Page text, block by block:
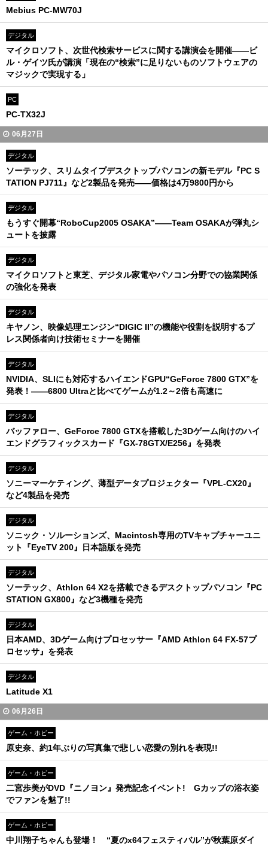
Mebius PC-MW70J
デジタル
マイクロソフト、次世代検索サービスに関する講演会を開催――ビ
ル・ゲイツ氏が講演「現在の“検索”に足りないものソフトウェアの
マジックで実現する」
PC
PC-TX32J
06月27日
デジタル
ソーテック、スリムタイプデスクトップパソコンの新モデル『PC S
TATION PJ711』など2製品を発売――価格は4万9800円から
デジタル
もうすぐ開幕“RoboCup2005 OSAKA”――Team OSAKAが弾丸シ
ュートを披露
デジタル
マイクロソフトと東芝、デジタル家電やパソコン分野での協業関係
の強化を発表
デジタル
キヤノン、映像処理エンジン“DIGIC II”の機能や役割を説明するプ
レス関係者向け技術セミナーを開催
デジタル
NVIDIA、SLIにも対応するハイエンドGPU“GeForce 7800 GTX”を
発表！――6800 Ultraと比べてゲームが1.2～2倍も高速に
デジタル
バッファロー、GeForce 7800 GTXを搭載した3Dゲーム向けのハイ
エンドグラフィックスカード『GX-78GTX/E256』を発表
デジタル
ソニーマーケティング、薄型データプロジェクター『VPL-CX20』
など4製品を発売
デジタル
ソニック・ソルーションズ、Macintosh専用のTVキャプチャーユニ
ット『EyeTV 200』日本語版を発売
デジタル
ソーテック、Athlon 64 X2を搭載できるデスクトップパソコン『PC
STATION GX800』など3機種を発売
デジタル
日本AMD、3Dゲーム向けプロセッサー『AMD Athlon 64 FX-57プ
ロセッサ』を発表
デジタル
Latitude X1
06月26日
ゲーム・ホビー
原史奈、約1年ぶりの写真集で悲しい恋愛の別れを表現!!
ゲーム・ホビー
二宮歩美がDVD『ニノヨン』発売記念イベント! Gカップの浴衣姿
でファンを魅了!!
ゲーム・ホビー
中川翔子ちゃんも登場！ “夏のx64フェスティバル”が秋葉原ダイ